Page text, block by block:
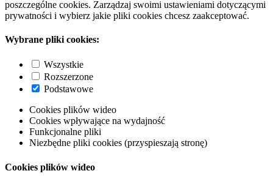
poszczególne cookies. Zarządzaj swoimi ustawieniami dotyczącymi
prywatności i wybierz jakie pliki cookies chcesz zaakceptować.
Wybrane pliki cookies:
Wszystkie
Rozszerzone
Podstawowe
Cookies plików wideo
Cookies wpływające na wydajność
Funkcjonalne pliki
Niezbędne pliki cookies (przyspieszają stronę)
Cookies plików wideo